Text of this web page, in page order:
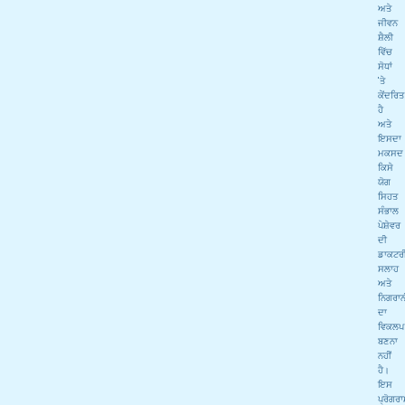
ਅਤੇ
ਜੀਵਨ
ਸ਼ੈਲੀ
ਵਿੱਚ
ਸੋਧਾਂ
'ਤੇ
ਕੇਂਦਰਿਤ
ਹੈ
ਅਤੇ
ਇਸਦਾ
ਮਕਸਦ
ਕਿਸੇ
ਯੋਗ
ਸਿਹਤ
ਸੰਭਾਲ
ਪੇਸ਼ੇਵਰ
ਦੀ
ਸਲਾਹ
ਅਤੇ
ਦਾ
ਵਿਕਲਪ
ਬਣਨਾ
ਨਹੀਂ
ਹੈ।
ਇਸ